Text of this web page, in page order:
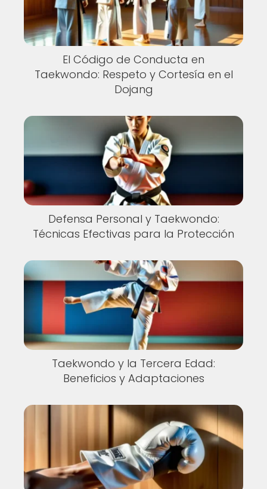
El Código de Conducta en
Taekwondo: Respeto y Cortesía en el
Dojang
Defensa Personal y Taekwondo:
Técnicas Efectivas para la Protección
Taekwondo y la Tercera Edad:
Beneficios y Adaptaciones